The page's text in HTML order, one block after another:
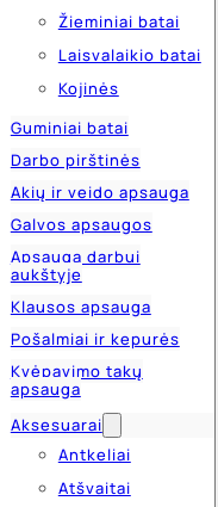
Žieminiai batai
Laisvalaikio batai
Kojinės
Guminiai batai
Darbo pirštinės
Akių ir veido apsauga
Galvos apsaugos
Apsauga darbui
aukštyje
Klausos apsauga
Pošalmiai ir kepurės
Kvėpavimo takų
apsauga
Aksesuarai
Antkeliai
Atšvaitai